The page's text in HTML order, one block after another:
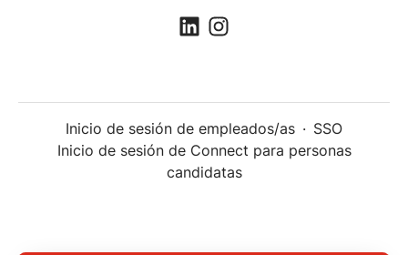
Inicio de sesión de empleados/as · SSO
Inicio de sesión de Connect para personas
candidatas